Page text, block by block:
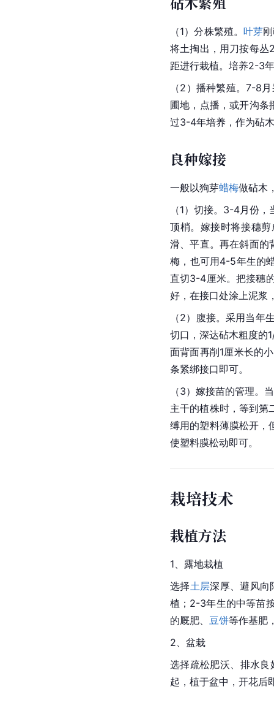
（1）分株繁殖。叶芽
将土掏出，用刀按每丛
距进行栽植。培养2-3
（2）播种繁殖。7-8
圃地，点播，或开沟
过3-4年培养，作为砧
良种嫁接
一般以狗芽蜡梅做砧木
（1）切接。3-4月份，
顶梢。嫁接时将接穗
滑、平直。再在斜面的
梅 ，也可用4-5年生的
直切3-4厘米。把接穗
好，在接口处涂上泥浆
（2）腹接。采用当
切口，深达砧木粗度的
面背面再削1厘米长的
条紧绑接口即可。
（3）嫁接苗的管理。
主干的植株时，等到第
缚用的塑料薄膜松开，
使塑料膜松动即可。
栽培技术
栽植方法
1、露地栽植
选择土层深厚、避风向
植；2-3年生的中等苗
的厩肥 豆饼等作基肥
2、盆栽
选择疏松肥沃、排水
起，植于盆中，开花后